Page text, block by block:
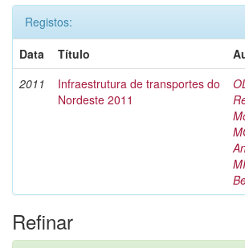
Registos:
Data
Título
2011
Infraestrutura de transportes do
Nordeste 2011
Refinar